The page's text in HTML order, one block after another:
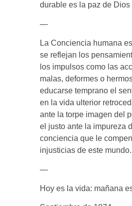
durable es la paz de Dios
—
La Conciencia humana
se reflejan los
los impulsos como las
malas, deformes o
educarse temprano el
en la vida ulterior
ante la torpe imagen del
el justo ante la impureza
conciencia que le
injusticias de este mundo.
—
Hoy es la vida: mañana